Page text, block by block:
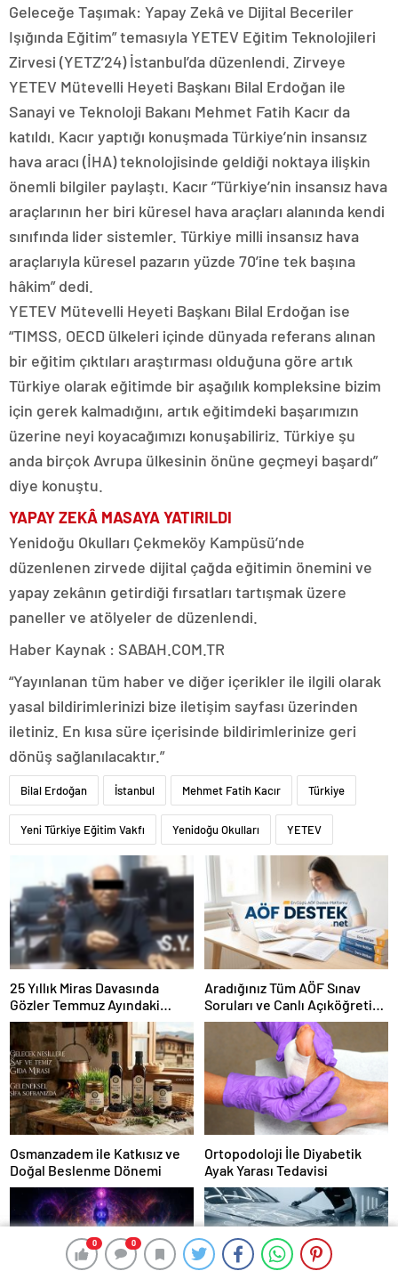
0 0
0 0
Geleceğe Taşımak: Yapay Zekâ ve Dijital Beceriler
Işığında Eğitim” temasıyla YETEV Eğitim Teknolojileri
Zirvesi (YETZ’24) İstanbul’da düzenlendi. Zirveye
YETEV Mütevelli Heyeti Başkanı Bilal Erdoğan ile
Sanayi ve Teknoloji Bakanı Mehmet Fatih Kacır da
katıldı. Kacır yaptığı konuşmada Türkiye’nin insansız
hava aracı (İHA) teknolojisinde geldiği noktaya ilişkin
önemli bilgiler paylaştı. Kacır ”Türkiye’nin insansız hava
araçlarının her biri küresel hava araçları alanında kendi
sınıfında lider sistemler. Türkiye milli insansız hava
araçlarıyla küresel pazarın yüzde 70’ine tek başına
hâkim” dedi.
YETEV Mütevelli Heyeti Başkanı Bilal Erdoğan ise
“TIMSS, OECD ülkeleri içinde dünyada referans alınan
bir eğitim çıktıları araştırması olduğuna göre artık
Türkiye olarak eğitimde bir aşağılık kompleksine bizim
için gerek kalmadığını, artık eğitimdeki başarımızın
üzerine neyi koyacağımızı konuşabiliriz. Türkiye şu
anda birçok Avrupa ülkesinin önüne geçmeyi başardı”
diye konuştu.
YAPAY ZEKÂ MASAYA YATIRILDI
Yenidoğu Okulları Çekmeköy Kampüsü’nde
düzenlenen zirvede dijital çağda eğitimin önemini ve
yapay zekânın getirdiği fırsatları tartışmak üzere
paneller ve atölyeler de düzenlendi.
Haber Kaynak : SABAH.COM.TR
“Yayınlanan tüm haber ve diğer içerikler ile ilgili olarak
yasal bildirimlerinizi bize iletişim sayfası üzerinden
iletiniz. En kısa süre içerisinde bildirimlerinize geri
dönüş sağlanılacaktır.”
Bilal Erdoğan İstanbul Mehmet Fatih Kacır Türkiye
Yeni Türkiye Eğitim Vakfı Yenidoğu Okulları YETEV
25 Yıllık Miras Davasında
Gözler Temmuz Ayındaki
Karar Duruşmasına Çevrildi
Aradığınız Tüm AÖF Sınav
Soruları ve Canlı Açıköğretim
Forumu Burada
Osmanzadem ile Katkısız ve
Doğal Beslenme Dönemi
Ortopodoloji İle Diyabetik
Ayak Yarası Tedavisi